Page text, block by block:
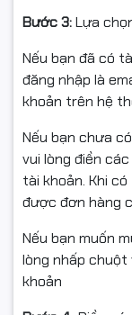
Hiệu
AMD
Laptopđược
Hiệu năng của
các tác vụ văn
làm việc đa
thời vẫn đảm
RAM
rãi
Bước 3:Lựa
Nếu bạn đã có
đăng nhập là
khoản trên hệ
Nếu bạn chưa
vui lòng điền
tài khoản. Khi
được đơn hàng
Nếu bạn muốn
lòng nhấp chuột
khoản